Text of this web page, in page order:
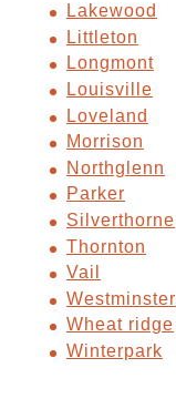
Lakewood
Littleton
Longmont
Louisville
Loveland
Morrison
Northglenn
Parker
Silverthorne
Thornton
Vail
Westminster
Wheat ridge
Winterpark